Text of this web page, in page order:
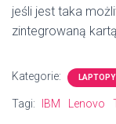
jeśli jest taka
zintegrowaną
Kategorie: LAPTOPY
Tagi: IBM Lenovo